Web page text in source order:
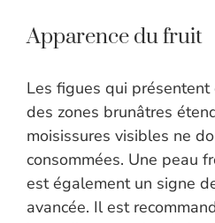
Apparence du fruit
Les figues qui présentent
des zones brunâtres
moisissures visibles ne
consommées. Une peau
est également un signe
avancée. Il est